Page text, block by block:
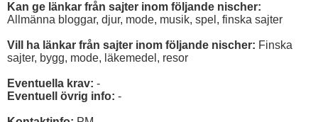
Kan ge länkar från sajter inom följande nischer:
Allmänna bloggar, djur, mode, musik, spel, finska sajter
Vill ha länkar från sajter inom följande nischer: Finska
sajter, bygg, mode, läkemedel, resor
Eventuella krav: -
Eventuell övrig info: -